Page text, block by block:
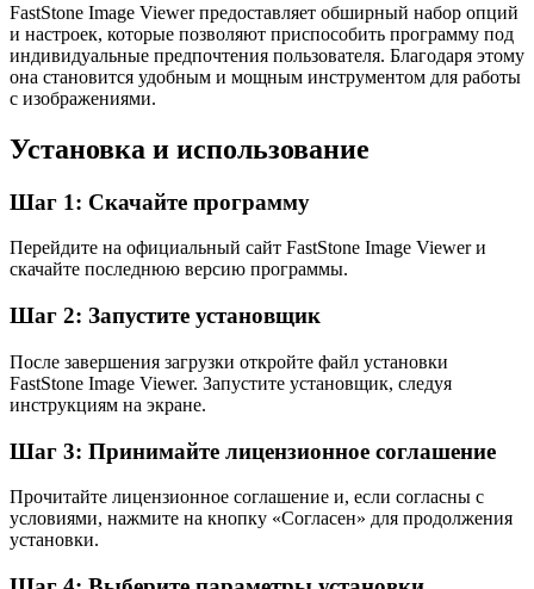
FastStone Image Viewer предоставляет обширный набор опций
и настроек, которые позволяют приспособить программу под
индивидуальные предпочтения пользователя. Благодаря этому
она становится удобным и мощным инструментом для работы
с изображениями.
Установка и использование
Шаг 1: Скачайте программу
Перейдите на официальный сайт FastStone Image Viewer и
скачайте последнюю версию программы.
Шаг 2: Запустите установщик
После завершения загрузки откройте файл установки
FastStone Image Viewer. Запустите установщик, следуя
инструкциям на экране.
Шаг 3: Принимайте лицензионное соглашение
Прочитайте лицензионное соглашение и, если согласны с
условиями, нажмите на кнопку «Согласен» для продолжения
установки.